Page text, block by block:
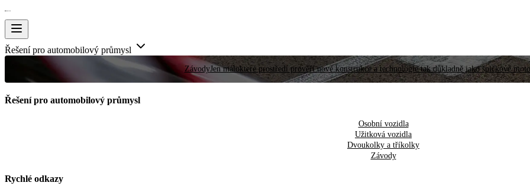
Řešení pro automobilový průmysl
ZávodyJen málokteré prostředí prověří nové konstrukce a technologie tak důkladně jako špičkové
Řešení pro automobilový průmysl
Osobní vozidla
Užitková vozidla
Dvoukolky a tříkolky
Závody
Rychlé odkazy